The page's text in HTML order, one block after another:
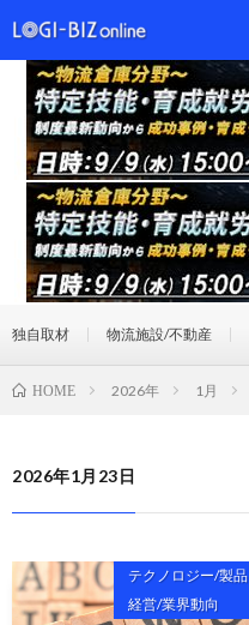
独自取材 物流施設/不動産
HOME 2026年 1月
2026年1月23日
テクノロジー/製品
経営/業界動向